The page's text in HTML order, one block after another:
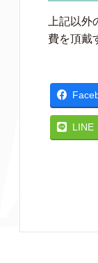
上記以
費を頂戴
LINE